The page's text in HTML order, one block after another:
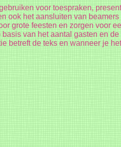
voor toespraken,
ook het aansluiten van
grote feesten en zorgen voor
van het aantal gasten en
betreft de teks en wanneer je